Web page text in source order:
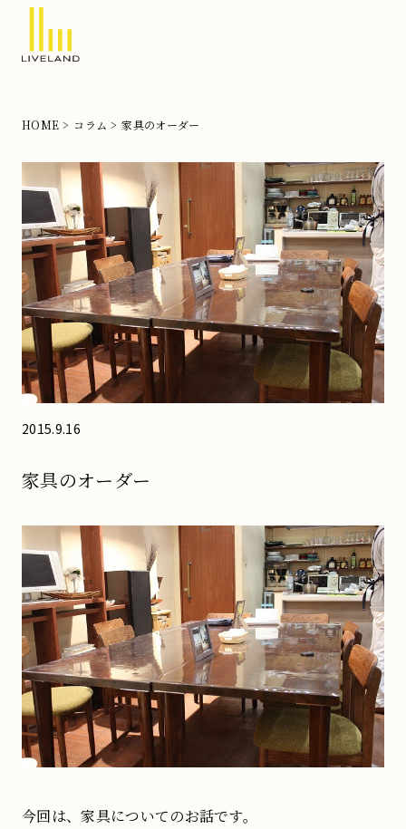
の
宅
な
ら
リ
ブ
ラ
ン
ド
HOME コラム 家具のオーダー
2015.9.16
家具のオーダー
今回は、家具についてのお話です。